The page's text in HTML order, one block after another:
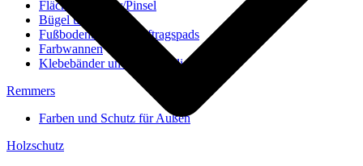
Flächenstreicher/Pinsel
Bügel und Rollen
Fußbodenbürsten/Auftragspads
Farbwannen
Klebebänder und Abdeckvlies
Remmers
Farben und Schutz für Außen
Holzschutz